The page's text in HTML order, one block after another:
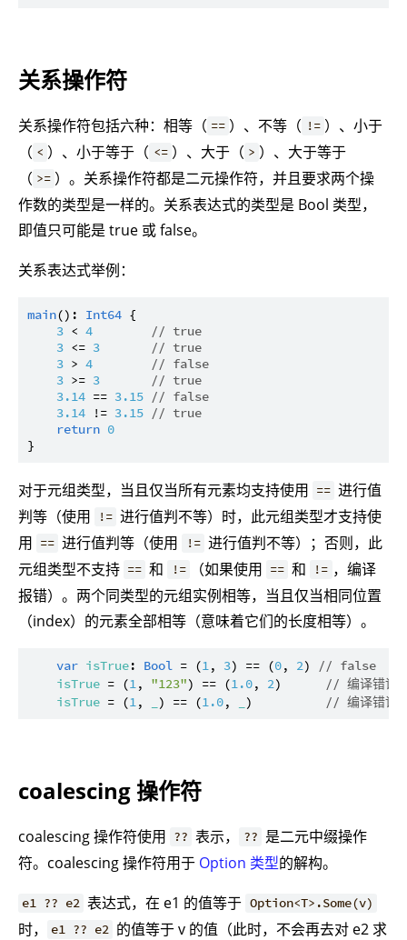
关系操作符
关系操作符包括六种：相等（ == ）、不等（ != ）、小于
（ < ）、小于等于（ <= ）、大于（ > ）、大于等于
（ >= ）。关系操作符都是二元操作符，并且要求两个操
作数的类型是一样的。关系表达式的类型是 Bool 类型，
即值只可能是 true 或 false。
关系表达式举例：
main(): Int64 {
3 < 4
// true
3 <= 3
// true
3 > 4
// false
3 >= 3
// true
3.14 == 3.15 // false
3.14 != 3.15 // true
return 0
对于元组类型，当且仅当所有元素均支持使用 == 进行值
判等（使用
!= 进行值判不等）时，此元组类型才支持使
用 == 进行值判等（使用 != 进行值判不等）；否则，此
元组类型不支持 == 和 != （如果使用 == 和 != ，编译
报错）。两个同类型的元组实例相等，当且仅当相同位置
（index）的元素全部相等（意味着它们的长度相等）。
var isTrue: Bool = (1, 3) == (0, 2)
// false
isTrue = (1, "123") == (1.0, 2)
// 编译错误
isTrue = (1, ) == (1.0, ) // 编译错误
coalescing 操作符
coalescing 操作符使用 ?? 表示， ?? 是二元中缀操作
符。coalescing 操作符用于 Option 类型的解构。
e1 ?? e2 表达式，在 e1 的值等于 Option<T>.Some(v)
时， e1 ?? e2 的值等于 v 的值（此时，不会再去对 e2 求